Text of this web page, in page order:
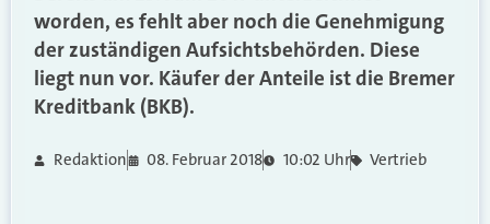
worden, es fehlt aber noch die Genehmigung
der zuständigen Aufsichtsbehörden. Diese
liegt nun vor. Käufer der Anteile ist die Bremer
Kreditbank (BKB).
Redaktion 08. Februar 2018 10:02 Uhr Vertrieb